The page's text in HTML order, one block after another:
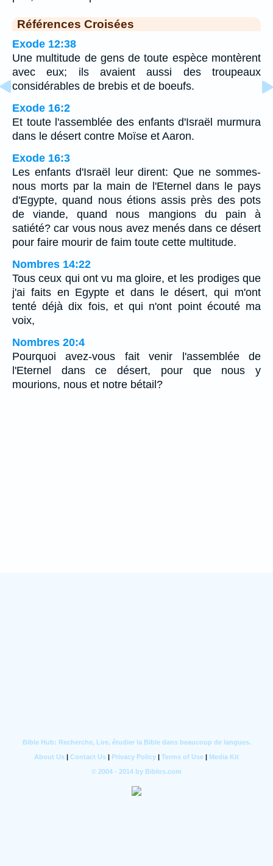
Références Croisées
Exode 12:38
Une multitude de gens de toute espèce montèrent
avec eux; ils avaient aussi des troupeaux
considérables de brebis et de boeufs.
Exode 16:2
Et toute l'assemblée des enfants d'Israël murmura
dans le désert contre Moïse et Aaron.
Exode 16:3
Les enfants d'Israël leur dirent: Que ne sommes-
nous morts par la main de l'Eternel dans le pays
d'Egypte, quand nous étions assis près des pots
de viande, quand nous mangions du pain à
satiété? car vous nous avez menés dans ce désert
pour faire mourir de faim toute cette multitude.
Nombres 14:22
Tous ceux qui ont vu ma gloire, et les prodiges que
j'ai faits en Egypte et dans le désert, qui m'ont
tenté déjà dix fois, et qui n'ont point écouté ma
voix,
Nombres 20:4
Pourquoi avez-vous fait venir l'assemblée de
l'Eternel dans ce désert, pour que nous y
mourions, nous et notre bétail?